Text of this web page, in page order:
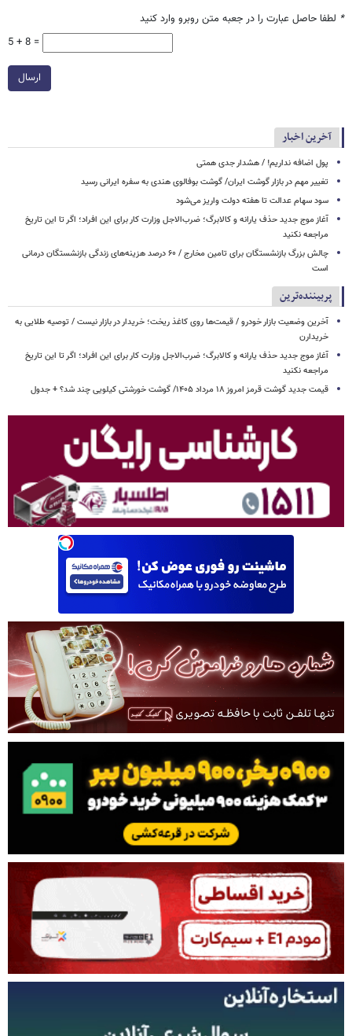
* لطفا حاصل عبارت را در جعبه متن روبرو وارد کنید
5 + 8 =
ارسال
آخرین اخبار
پول اضافه نداریم! / هشدار جدی همتی
تغییر مهم در بازار گوشت ایران/ گوشت بوفالوی هندی به سفره ایرانی رسید
سود سهام عدالت تا هفته دولت واریز می‌شود
آغاز موج جدید حذف یارانه و کالابرگ؛ ضرب‌الاجل وزارت کار برای این افراد؛ اگر تا این تاریخ
مراجعه نکنید
چالش بزرگ بازنشستگان برای تامین مخارج / ۶۰ درصد هزینه‌های زندگی بازنشستگان درمانی
است
پربیننده‌ترین
آخرین وضعیت بازار خودرو / قیمت‌ها روی کاغذ ریخت؛ خریدار در بازار نیست / توصیه طلایی به
خریدارن
آغاز موج جدید حذف یارانه و کالابرگ؛ ضرب‌الاجل وزارت کار برای این افراد؛ اگر تا این تاریخ
مراجعه نکنید
قیمت جدید گوشت قرمز امروز ۱۸ مرداد ۱۴۰۵/ گوشت خورشتی کیلویی چند شد؟ + جدول